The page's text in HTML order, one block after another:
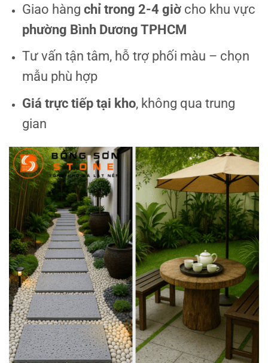
Giao hàng chỉ trong 2-4 giờcho khu vực
phường Bình Dương TPHCM
Tư vấn tận tâm, hỗ trợ phối màu – chọn
mẫu phù hợp
Giá trực tiếp tại kho, không qua trung
gian